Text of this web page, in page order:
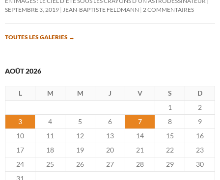
SEPTEMBRE 3, 2019
JEAN-BAPTISTE FELDMANN 2 COMMENTAIRES
TOUTES LES GALERIES →
AOÛT 2026
L M M J V S
D
1
2
3
4 5 6 7 8
9
10
11 12 13 14 15
16
17
18 19 20 21 22
23
24
25 26 27 28 29
30
31